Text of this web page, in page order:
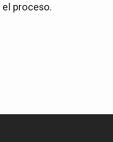
proceso.